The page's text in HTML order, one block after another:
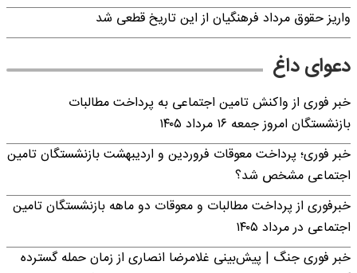
واریز حقوق مرداد فرهنگیان از این تاریخ قطعی شد
دعوای داغ
خبر فوری از واکنش تامین اجتماعی به پرداخت مطالبات
بازنشستگان امروز جمعه ۱۶ مرداد ۱۴۰۵
خبر فوری؛ پرداخت معوقات فروردین و اردیبهشت بازنشستگان تامین
اجتماعی مشخص شد؟
خبرفوری از پرداخت مطالبات و معوقات دو ماهه بازنشستگان تامین
اجتماعی در مرداد ۱۴۰۵
خبر فوری جنگ | پیش‌بینی غلامرضا انصاری از زمان حمله گسترده